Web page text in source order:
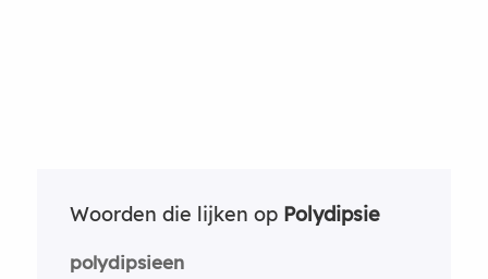
Woorden die lijken op Polydipsie
polydipsieen